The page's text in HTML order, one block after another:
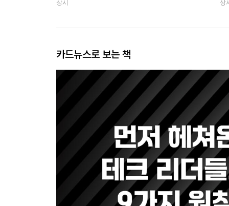
상시 상
카드뉴스로 보는 책